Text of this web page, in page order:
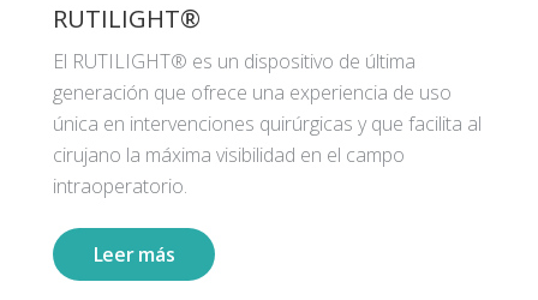
RUTILIGHT®
El RUTILIGHT® es un dispositivo de última
generación que ofrece una experiencia de uso
única en intervenciones quirúrgicas y que facilita al
cirujano la máxima visibilidad en el campo
intraoperatorio.
Leer más